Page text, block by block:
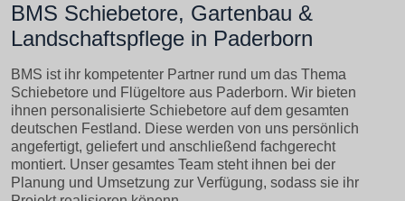
BMS Schiebetore, Gartenbau &
Landschaftspflege in Paderborn
BMS ist ihr kompetenter Partner rund um das Thema
Schiebetore und Flügeltore aus Paderborn. Wir bieten
ihnen personalisierte Schiebetore auf dem gesamten
deutschen Festland. Diese werden von uns persönlich
angefertigt, geliefert und anschließend fachgerecht
montiert. Unser gesamtes Team steht ihnen bei der
Planung und Umsetzung zur Verfügung, sodass sie ihr